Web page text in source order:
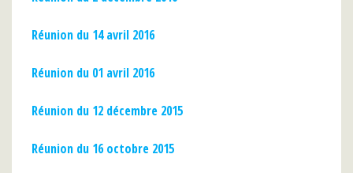
Réunion du 14 avril 2016
Réunion du 01 avril 2016
Réunion du 12 décembre 2015
Réunion du 16 octobre 2015